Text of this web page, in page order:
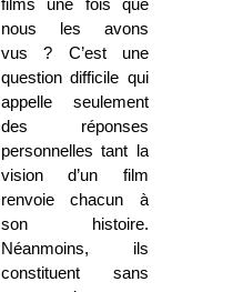
films une fois que
nous les avons
vus ? C’est une
question difficile qui
appelle seulement
des réponses
personnelles tant la
vision d’un film
renvoie chacun à
son histoire.
Néanmoins, ils
constituent sans